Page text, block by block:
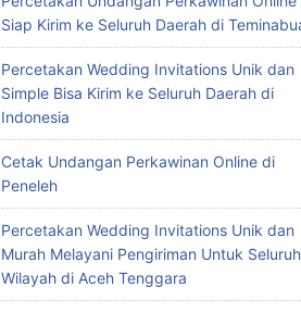
Siap Kirim ke Seluruh Daerah di
Percetakan Wedding Invitations Unik dan
Simple Bisa Kirim ke Seluruh Daerah di
Indonesia
Cetak Undangan Perkawinan Online di
Peneleh
Percetakan Wedding Invitations Unik dan
Murah Melayani Pengiriman Untuk Seluruh
Wilayah di Aceh Tenggara